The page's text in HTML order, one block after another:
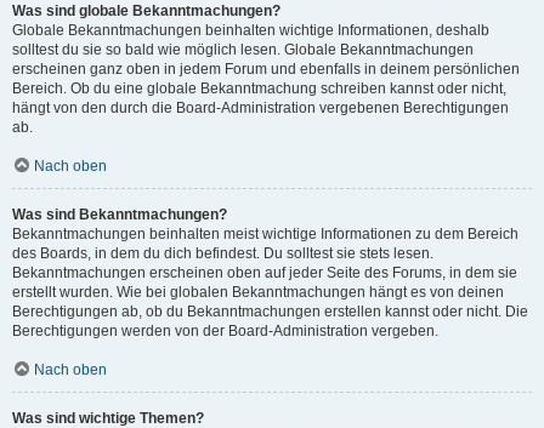
Was sind globale Bekanntmachungen?
Globale Bekanntmachungen beinhalten wichtige Informationen, deshalb
solltest du sie so bald wie möglich lesen. Globale Bekanntmachungen
erscheinen ganz oben in jedem Forum und ebenfalls in deinem persönlichen
Bereich. Ob du eine globale Bekanntmachung schreiben kannst oder nicht,
hängt von den durch die Board-Administration vergebenen Berechtigungen
ab.
Nach oben
Was sind Bekanntmachungen?
Bekanntmachungen beinhalten meist wichtige Informationen zu dem Bereich
des Boards, in dem du dich befindest. Du solltest sie stets lesen.
Bekanntmachungen erscheinen oben auf jeder Seite des Forums, in dem sie
erstellt wurden. Wie bei globalen Bekanntmachungen hängt es von deinen
Berechtigungen ab, ob du Bekanntmachungen erstellen kannst oder nicht. Die
Berechtigungen werden von der Board-Administration vergeben.
Nach oben
Was sind wichtige Themen?